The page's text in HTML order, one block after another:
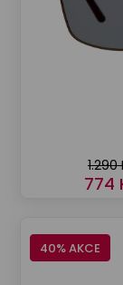
1.290
774
40% AKCE